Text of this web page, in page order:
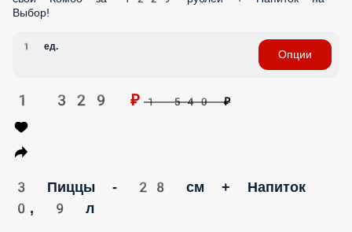
КОМБО ПИЦЦА - 2/3/5
2 Пиццы - 28 см + Напиток 0, 9 л
949 рублей + Напиток на Выбор!